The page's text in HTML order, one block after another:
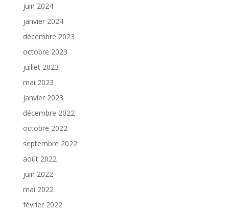
juin 2024
janvier 2024
décembre 2023
octobre 2023
juillet 2023
mai 2023
janvier 2023
décembre 2022
octobre 2022
septembre 2022
août 2022
juin 2022
mai 2022
février 2022